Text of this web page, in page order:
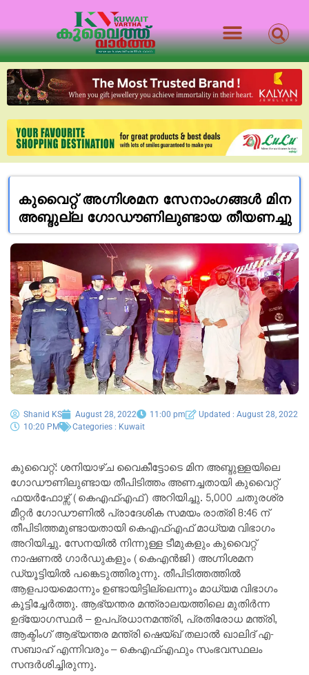
കുവൈറ്റ് അഗ്നിശമന സേനാംഗങ്ങൾ മിന
അബ്ദുല്ല ഗോഡൗണിലുണ്ടായ തീയണച്ചു
Shanid KS August 28, 2022 11:00 pm
Updated : August 28, 2022
10:20 PM
Categories : Kuwait
കുവൈറ്റ്: ശനിയാഴ്ച വൈകീട്ടോടെ മിന അബ്ദുള്ളയിലെ
ഗോഡൗണിലുണ്ടായ തീപിടിത്തം അണച്ചതായി കുവൈറ്റ്
ഫയർഫോഴ്സ് (കെഎഫ്എഫ്) അറിയിച്ചു. 5,000 ചതുരശ്ര
മീറ്റർ ഗോഡൗണിൽ പ്രാദേശിക സമയം രാത്രി 8:46 ന്
തീപിടിത്തമുണ്ടായതായി കെഎഫ്എഫ് മാധ്യമ വിഭാഗം
അറിയിച്ചു. സേനയിൽ നിന്നുള്ള ടീമുകളും കുവൈറ്റ്
നാഷണൽ ഗാർഡുകളും (കെഎൻജി) അഗ്നിശമന
ഡ്യൂട്ടിയിൽ പങ്കെടുത്തിരുന്നു. തീപിടിത്തത്തിൽ
ആളപായമൊന്നും ഉണ്ടായിട്ടില്ലെന്നും മാധ്യമ വിഭാഗം
കൂട്ടിച്ചേർത്തു. ആഭ്യന്തര മന്ത്രാലയത്തിലെ മുതിർന്ന
ഉദ്യോഗസ്ഥർ – ഉപപ്രധാനമന്ത്രി, പ്രതിരോധ മന്ത്രി,
ആക്ടിംഗ് ആഭ്യന്തര മന്ത്രി ഷെയ്ഖ് തലാൽ ഖാലിദ് എ-
സബാഹ് എന്നിവരും – കെഎഫ്‌എഫും സംഭവസ്ഥലം
സന്ദർശിച്ചിരുന്നു.